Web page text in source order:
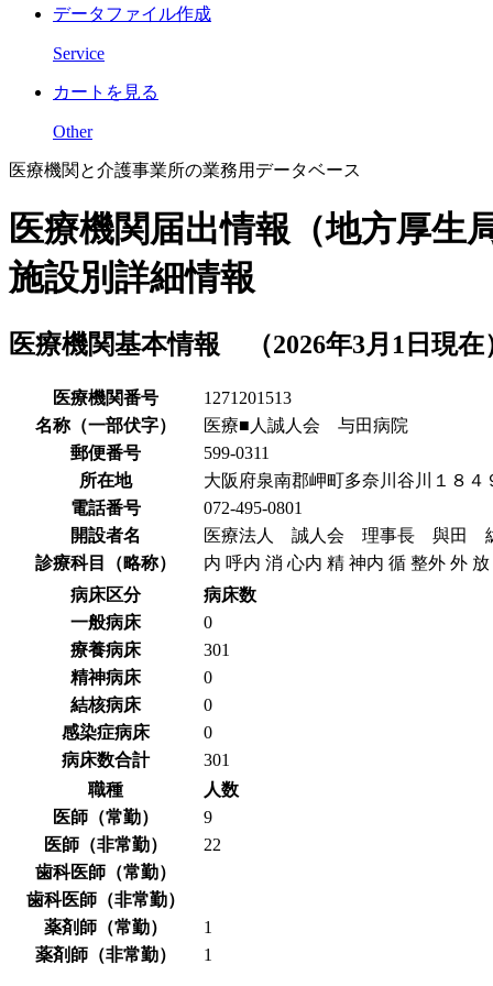
データファイル作成
Service
カートを見る
Other
医療機関と介護事業所の業務用データベース
医療機関届出情報（地方厚生局
施設別詳細情報
医療機関基本情報 （2026年3月1日現在
医療機関番号
1271201513
名称（一部伏字）
医療■人誠人会 与田病院
郵便番号
599-0311
所在地
大阪府泉南郡岬町多奈川谷川１８４
電話番号
072-495-0801
開設者名
医療法人 誠人会 理事長 與田
診療科目（略称）
内 呼内 消 心内 精 神内 循 整外 外
病床区分
病床数
一般病床
0
療養病床
301
精神病床
0
結核病床
0
感染症病床
0
病床数合計
301
職種
人数
医師（常勤）
9
医師（非常勤）
22
歯科医師（常勤）
歯科医師（非常勤）
薬剤師（常勤）
1
薬剤師（非常勤）
1